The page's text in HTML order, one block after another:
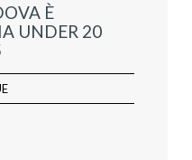
È
UNDER 20